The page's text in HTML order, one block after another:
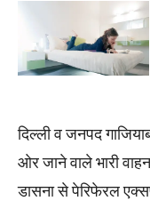
दिल्ली व जनपद
ओर जाने वाले भारी
डासना से पेरिफेरल